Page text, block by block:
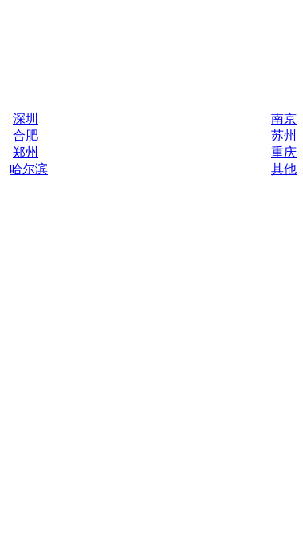
深圳
南京
合肥
苏州
郑州
重庆
哈尔滨
其他